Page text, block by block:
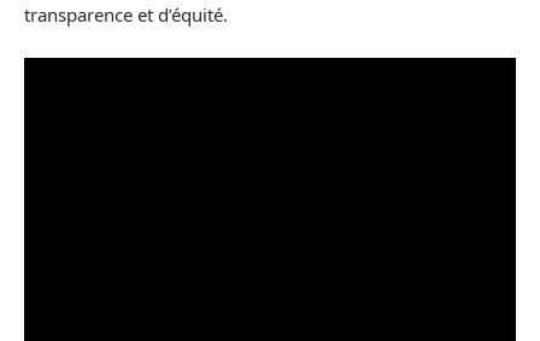
transparence et d’équité.